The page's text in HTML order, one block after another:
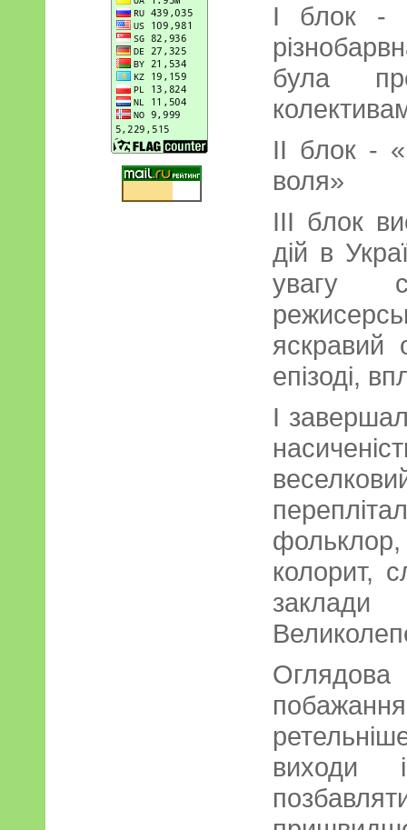
І блок -
була
ІІ блок -
воля»
ІІІ блок
дій в
увагу
яскравий
епізоді,
І
колорит,
виходи